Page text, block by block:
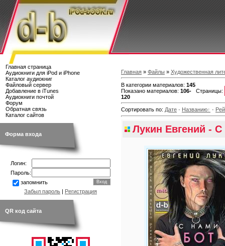
Главная страница
Аудиокниги для iPod и iPhone
Каталог аудиокниг
Файловый сервер
Добавление в iTunes
Аудиокниги почтой
Форум
Обратная связь
Каталог сайтов
Форма входа
Логин:
Пароль:
запомнить
Забыл пароль | Регистрация
QR код сайта
Главная » Файлы » Художественная
В категории материалов: 145
Показано материалов: 106-
120
Страницы:
Сортировать по: Дате · Названию ·
Лукин Евгений -